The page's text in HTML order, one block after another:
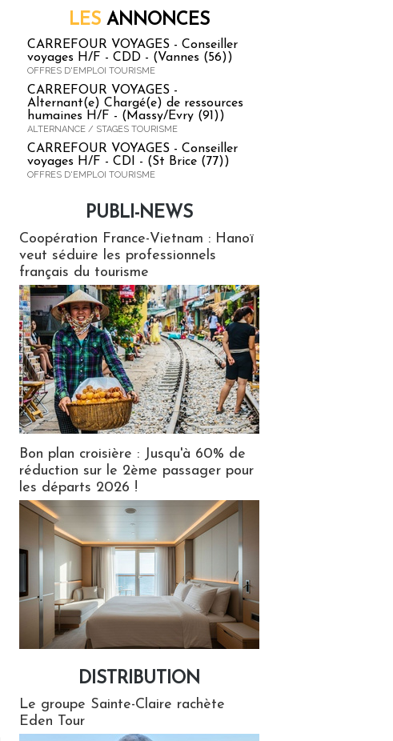
LES ANNONCES
CARREFOUR VOYAGES - Conseiller
voyages H/F - CDD - (Vannes (56))
OFFRES D'EMPLOI TOURISME
CARREFOUR VOYAGES -
Alternant(e) Chargé(e) de ressources
humaines H/F - (Massy/Evry (91))
ALTERNANCE / STAGES TOURISME
CARREFOUR VOYAGES - Conseiller
voyages H/F - CDI - (St Brice (77))
OFFRES D'EMPLOI TOURISME
PUBLI-NEWS
Coopération France-Vietnam : Hanoï
veut séduire les professionnels
français du tourisme
Bon plan croisière : Jusqu'à 60% de
réduction sur le 2ème passager pour
les départs 2026 !
DISTRIBUTION
Le groupe Sainte-Claire rachète
Eden Tour